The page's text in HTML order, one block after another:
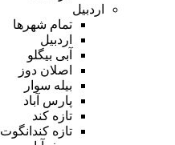
اردبیل
تمام شهر‌ها
اردبیل
آبی بیگلو
اصلان دوز
بیله سوار
پارس آباد
تازه کند
تازه کندانگوت